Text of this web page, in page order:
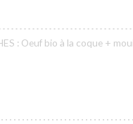
: Oeuf bio à la coque +